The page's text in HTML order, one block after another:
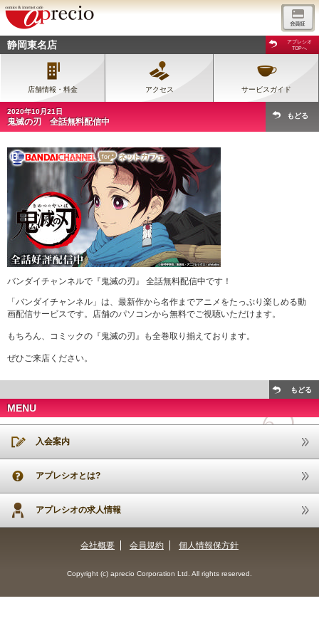
静岡東名店
アプレシオ
TOPへ
店舗情報・料金 アクセス サービスガイド
2020年10月21日
鬼滅の刃 全話無料配信中
もどる
バンダイチャンネルで『鬼滅の刃』 全話無料配信中です！
「バンダイチャンネル」は、最新作から名作までアニメをたっぷり楽しめる動
画配信サービスです。店舗のパソコンから無料でご視聴いただけます。
もちろん、コミックの『鬼滅の刃』も全巻取り揃えております。
ぜひご来店ください。
もどる
MENU
入会案内
アプレシオとは?
アプレシオの求人情報
会社概要 会員規約 個人情報保方針
Copyright (c) aprecio Corporation Ltd. All rights reserved.